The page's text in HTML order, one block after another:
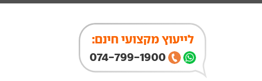
לייעוץ מקצועי חינם:
074-799-1900